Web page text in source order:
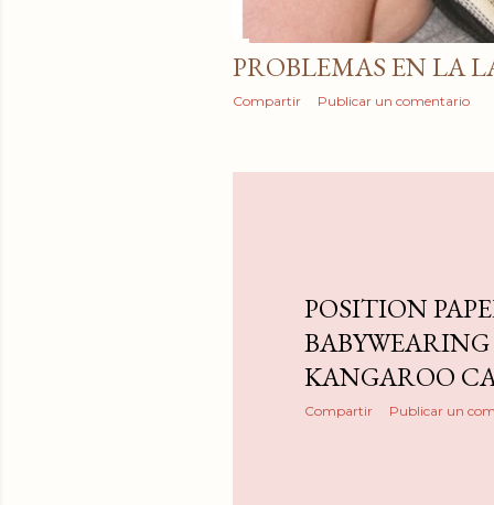
PROBLEMAS EN LA
Compartir Publicar un comentario
POSITION
KANGAROO
Compartir Publicar un